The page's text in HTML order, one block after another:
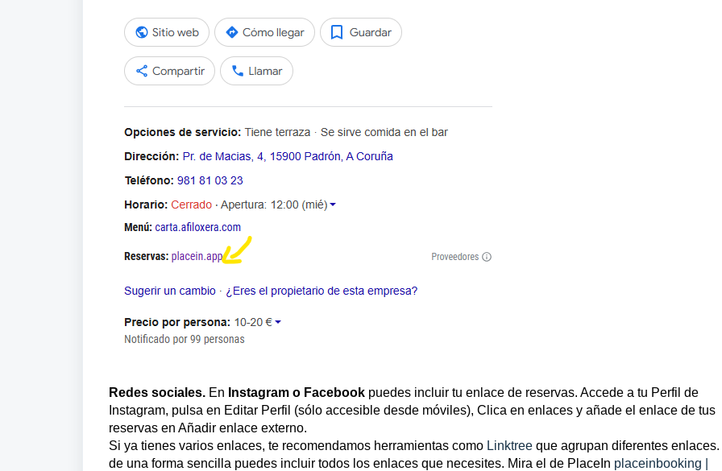
Redes sociales. En Instagram o Facebook puedes incluir tu enlace de reservas. Accede a tu Perfil de
Instagram, pulsa en Editar Perfil (sólo accesible desde móviles), Clica en enlaces y añade el enlace de tus
reservas en Añadir enlace externo.
Si ya tienes varios enlaces, te recomendamos herramientas como Linktree que agrupan diferentes enlaces.
de una forma sencilla puedes incluir todos los enlaces que necesites. Mira el de PlaceIn placeinbooking |